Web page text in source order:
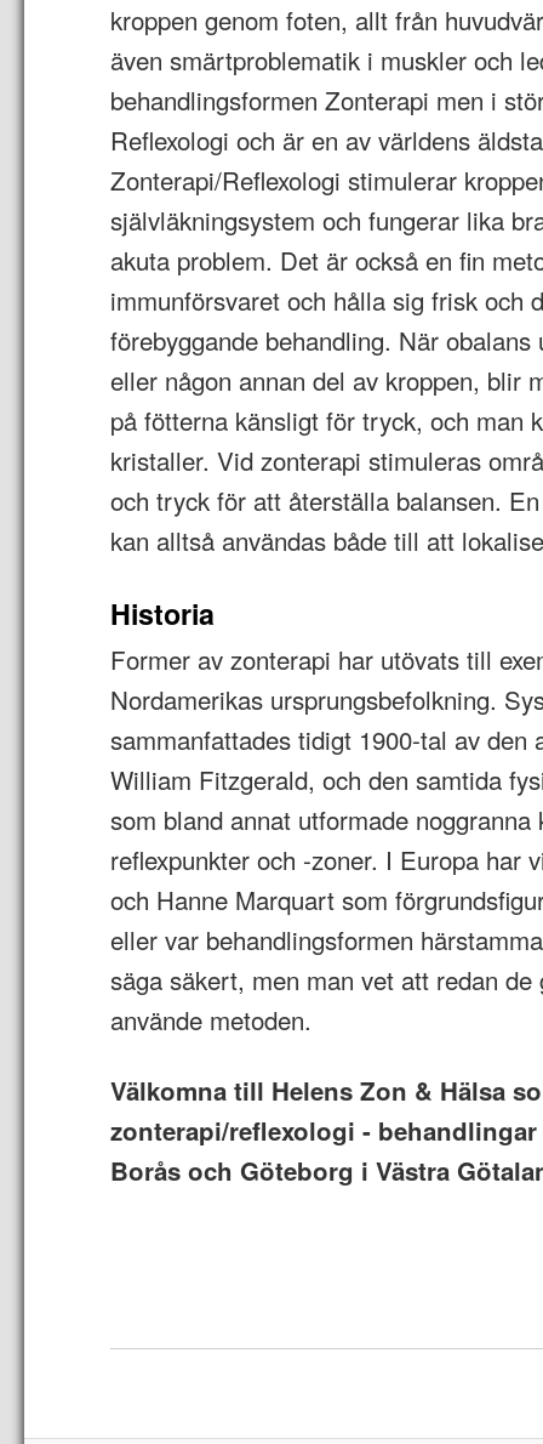
kroppen genom foten, allt från
även smärtproblematik i muskler och
behandlingsformen Zonterapi men i
Reflexologi och är en av världens
Zonterapi/Reflexologi stimulerar
självläkningsystem och fungerar lika
akuta problem. Det är också en fin
immunförsvaret och hålla sig frisk och
förebyggande behandling. När
eller någon annan del av kroppen, blir
på fötterna känsligt för tryck, och man
kristaller. Vid zonterapi stimuleras
och tryck för att återställa balansen.
kan alltså användas både till att
Historia
Former av zonterapi har utövats till
Nordamerikas ursprungsbefolkning.
sammanfattades tidigt 1900-tal av den
William Fitzgerald, och den samtida
som bland annat utformade noggranna
reflexpunkter och -zoner. I Europa har
och Hanne Marquart som
eller var behandlingsformen
säga säkert, men man vet att redan
använde metoden.
Välkomna till Helens Zon & Hälsa
zonterapi/reflexologi -
Borås och Göteborg i Västra